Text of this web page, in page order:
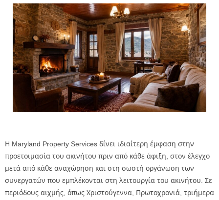
Η Maryland Property Services δίνει ιδιαίτερη έμφαση στην
προετοιμασία του ακινήτου πριν από κάθε άφιξη, στον έλεγχο
μετά από κάθε αναχώρηση και στη σωστή οργάνωση των
συνεργατών που εμπλέκονται στη λειτουργία του ακινήτου. Σε
περιόδους αιχμής, όπως Χριστούγεννα, Πρωτοχρονιά, τριήμερα